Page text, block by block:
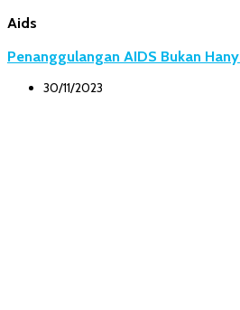
Aids
Penanggulangan AIDS Bukan
30/11/2023